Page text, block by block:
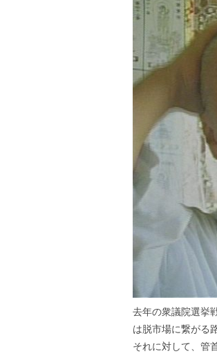
去年の衆議院選挙
は脱市場に繋がる
それに対して、管